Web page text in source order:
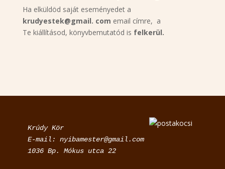
Ha elküldöd saját eseményedet a
krudyestek@gmail. com email címre, a
Te kiállításod, könyvbemutatód is felkerül.
Krúdy Kör
E-mail: nyibamester@gmail.com
1036 Bp. Mókus utca 22